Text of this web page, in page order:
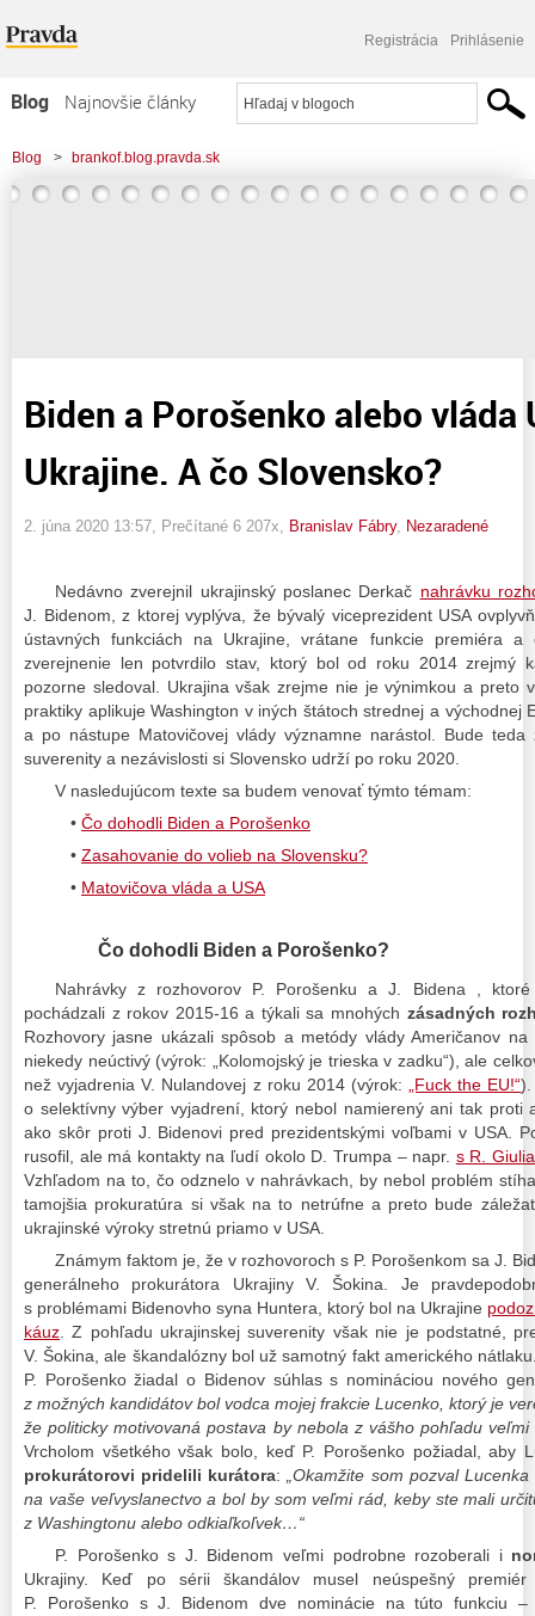
Registrácia Prihlásenie
Blog
Najnovšie články
Najčítanejšie články
Najkomentovanejšie články
Blog > brankof.blog.pravda.sk
> Biden a Porošenko alebo vláda USA na Ukrajine. A čo Slovensko?
Biden a Porošenko alebo vláda
Ukrajine. A čo Slovensko?
2. júna 2020 13:57 , Prečítané 6 207x, Branislav Fábry, Nezaradené
Nedávno zverejnil ukrajinský poslanec Derkač nahrávku
J. Bidenom, z ktorej vyplýva, že bývalý viceprezident USA
ústavných funkciách na Ukrajine, vrátane funkcie premiéra a
zverejnenie len potvrdilo stav, ktorý bol od roku 2014 zrejmý
pozorne sledoval. Ukrajina však zrejme nie je výnimkou a preto
praktiky aplikuje Washington v iných štátoch strednej a východnej
a po nástupe Matovičovej vlády významne narástol. Bude
suverenity a nezávislosti si Slovensko udrží po roku 2020.
V nasledujúcom texte sa budem venovať týmto témam:
• Čo dohodli Biden a Porošenko
• Zasahovanie do volieb na Slovensku?
• Matovičova vláda a USA
Čo dohodli Biden a Porošenko?
Nahrávky z rozhovorov P. Porošenku a J. Bidena ,
pochádzali z rokov 2015-16 a týkali sa mnohých zásadných
Rozhovory jasne ukázali spôsob a metódy vlády Američanov
niekedy neúctivý (výrok: „Kolomojský je trieska v zadku“), ale
než vyjadrenia V. Nulandovej z roku 2014 (výrok:
„Fuck the EU!“).
o selektívny výber vyjadrení, ktorý nebol namierený ani tak proti
ako skôr proti J. Bidenovi pred prezidentskými voľbami v USA.
rusofil, ale má kontakty na ľudí okolo D. Trumpa – napr. s R.
Vzhľadom na to, čo odznelo v nahrávkach, by nebol problém
tamojšia prokuratúra si však na to netrúfne a preto bude
ukrajinské výroky stretnú priamo v USA.
Známym faktom je, že v rozhovoroch s P. Porošenkom sa J.
generálneho prokurátora Ukrajiny V. Šokina. Je
s problémami Bidenovho syna Huntera, ktorý bol na Ukrajine
káuz . Z pohľadu ukrajinskej suverenity však nie je podstatné,
V. Šokina, ale škandalózny bol už samotný fakt amerického
P. Porošenko žiadal o Bidenov súhlas s nomináciou nového
z možných kandidátov bol vodca mojej frakcie Lucenko, ktorý je
že politicky motivovaná postava by nebola z vášho pohľadu
Vrcholom všetkého však bolo, keď P. Porošenko požiadal, aby
prokurátorovi pridelili kurátora:
„Okamžite som pozval
na vaše veľvyslanectvo a bol by som veľmi rád, keby ste mali
z Washingtonu alebo odkiaľkoľvek…“
P. Porošenko s J. Bidenom veľmi podrobne rozoberali i
Ukrajiny. Keď po sérii škandálov musel neúspešný
P. Porošenko s J. Bidenom dve nominácie na túto funkciu